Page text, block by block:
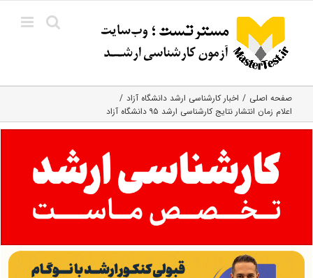
content
صفحه اصلی
اخبار کارشناسی ارشد دانشگاه آزاد
اعلام زمان انتشار نتایج کارشناسی ارشد ۹۵ دانشگاه آزاد